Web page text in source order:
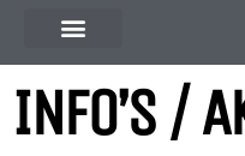
INFO’S /